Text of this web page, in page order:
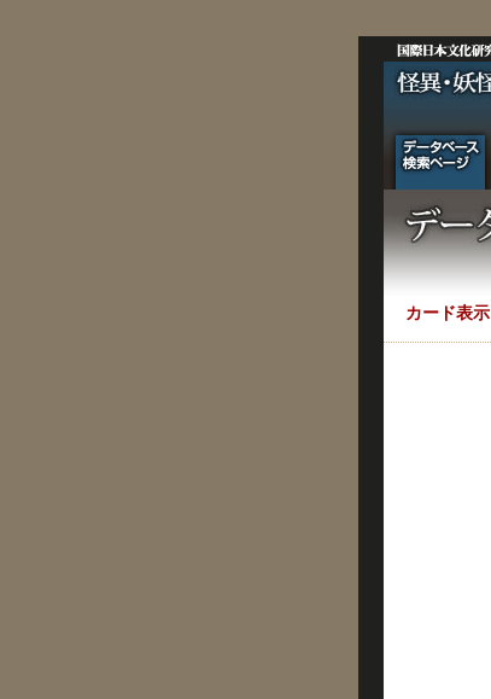
カード表示